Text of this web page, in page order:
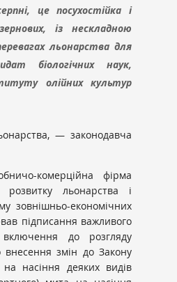
це посухостійка і
із нескладною
льонарства для
біологічних наук,
олійних культур
— законодавча
комерційна фірма
льонарства і
зовнішньо-економічних
підписання важливого
до розгляду
змін до Закону
насіння деяких видів